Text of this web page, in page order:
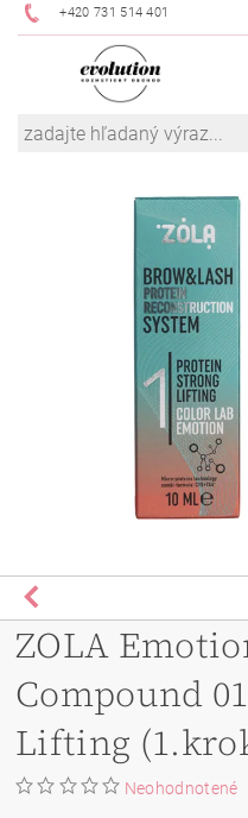
+420 731 514 401
ZOLA
Compound
Lifting
Neohodnotené